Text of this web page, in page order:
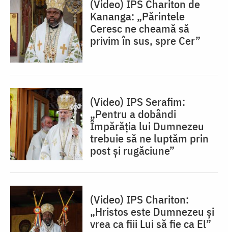
(Video) IPS Chariton de
Kananga: „Părintele
Ceresc ne cheamă să
privim în sus, spre Cer”
(Video) IPS Serafim:
„Pentru a dobândi
Împărăția lui Dumnezeu
trebuie să ne luptăm prin
post și rugăciune”
(Video) IPS Chariton:
„Hristos este Dumnezeu și
vrea ca fiii Lui să fie ca El”